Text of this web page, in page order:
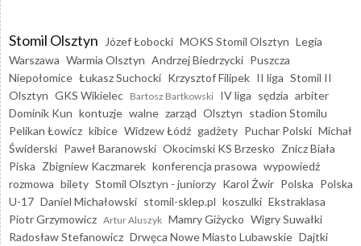
Stomil Olsztyn Józef Łobocki MOKS Stomil Olsztyn Legia
Warszawa Warmia Olsztyn Andrzej Biedrzycki Puszcza
Niepołomice Łukasz Suchocki Krzysztof Filipek II liga Stomil II
Olsztyn GKS Wikielec Bartosz Bartkowski IV liga sędzia arbiter
Dominik Kun kontuzje walne zarząd Olsztyn stadion Stomilu
Pelikan Łowicz kibice Widzew Łódź gadżety Puchar Polski Michał
Świderski Paweł Baranowski Okocimski KS Brzesko Znicz Biała
Piska Zbigniew Kaczmarek konferencja prasowa wypowiedź
rozmowa bilety Stomil Olsztyn - juniorzy Karol Żwir Polska Polska
U-17 Daniel Michałowski stomil-sklep.pl koszulki Ekstraklasa
Piotr Grzymowicz Artur Aluszyk Mamry Giżycko Wigry Suwałki
Radosław Stefanowicz Drwęca Nowe Miasto Lubawskie Dajtki